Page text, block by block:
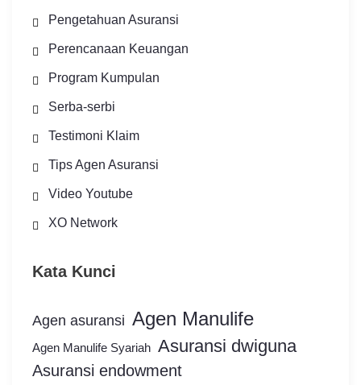
Pengetahuan Asuransi
Perencanaan Keuangan
Program Kumpulan
Serba-serbi
Testimoni Klaim
Tips Agen Asuransi
Video Youtube
XO Network
Kata Kunci
Agen asuransi Agen Manulife
Agen Manulife Syariah Asuransi dwiguna
Asuransi endowment